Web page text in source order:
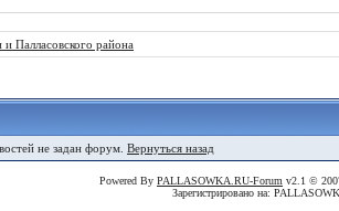
Палласовского района
не задан форум. Вернуться назад
Powered By PALLASOWKA.RU-Forum v2.1 ©
Зарегистрировано на: